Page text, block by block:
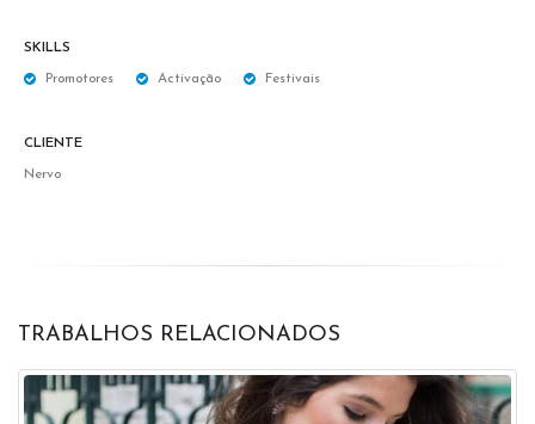
SKILLS
Promotores Activação Festivais
CLIENTE
Nervo
TRABALHOS RELACIONADOS